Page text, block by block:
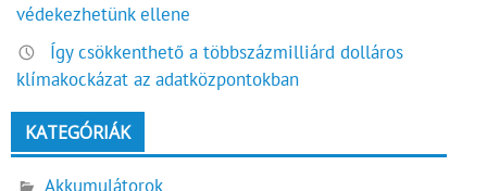
védekezhetünk ellene
Így csökkenthető a többszázmilliárd dolláros
klímakockázat az adatközpontokban
KATEGÓRIÁK
Akkumulátorok